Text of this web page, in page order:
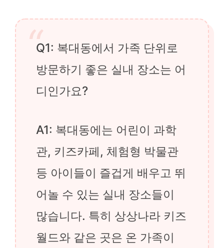
Q1: 복대동에서 가족 단위로
방문하기 좋은 실내 장소는 어
디인가요?
A1: 복대동에는 어린이 과학
관, 키즈카페, 체험형 박물관
등 아이들이 즐겁게 배우고 뛰
어놀 수 있는 실내 장소들이
많습니다. 특히 상상나라 키즈
월드와 같은 곳은 온 가족이